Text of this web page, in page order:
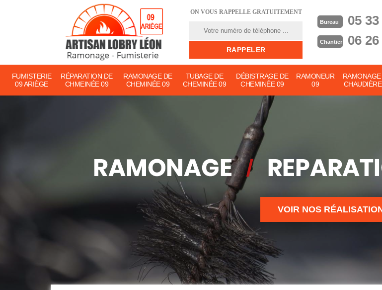
ON VOUS RAPPELLE GRATUITEMENT
Bureau 05
Chantier 06
FUMISTERIE
09 ARIÈGE
RÉPARATION DE
CHMEINÉE 09
RAMONAGE DE
CHEMINÉE 09
TUBAGE DE
CHEMINÉE 09
DÉBISTRAGE DE
CHEMINÉE 09
RAMONEUR
09
VOIR NOS